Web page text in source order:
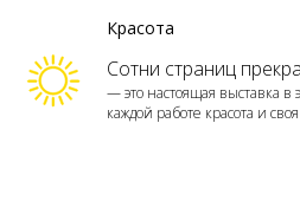
Красота
Сотни страниц
— это настоящая выставка
каждой работе красота и